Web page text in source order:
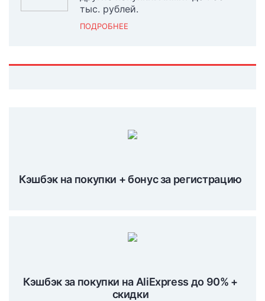
тыс. рублей.
ПОДРОБНЕЕ
Кэшбэк на покупки + бонус за регистрацию
Кэшбэк за покупки на AliExpress до 90% +
скидки